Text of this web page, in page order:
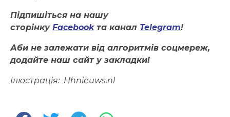
Підпишіться на нашу
сторінку Facebookта канал Telegram!
Аби не залежати від алгоритмів соцмереж,
додайте наш сайт у закладки!
Ілюстрація: Hhnieuws.nl